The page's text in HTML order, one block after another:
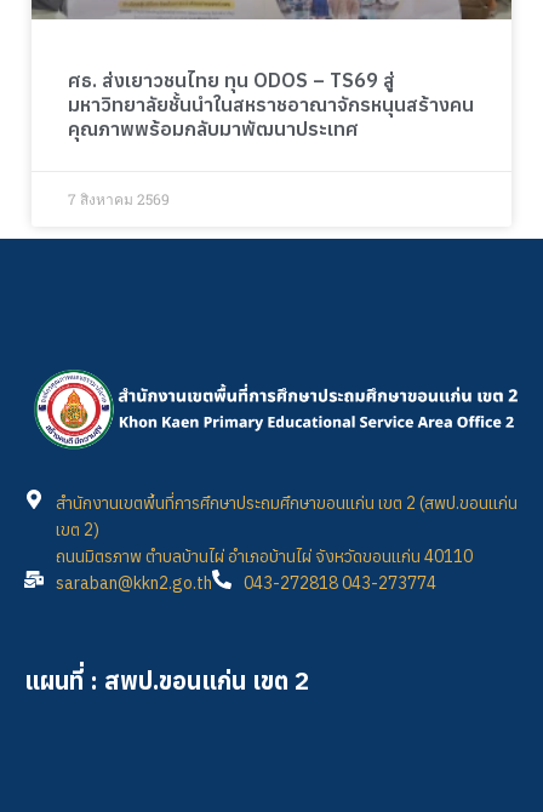
ศธ. ส่งเยาวชนไทย ทุน ODOS – TS69 สู่
มหาวิทยาลัยชั้นนำในสหราชอาณาจักรหนุนสร้างคน
คุณภาพพร้อมกลับมาพัฒนาประเทศ
7 สิงหาคม 2569
สำนักงานเขตพื้นที่การศึกษาประถมศึกษาขอนแก่น เขต 2 (สพป.ขอนแก่น
เขต 2)
ถนนมิตรภาพ ตำบลบ้านไผ่ อำเภอบ้านไผ่ จังหวัดขอนแก่น 40110
saraban@kkn2.go.th
043-272818 043-273774
แผนที่ : สพป.ขอนแก่น เขต 2